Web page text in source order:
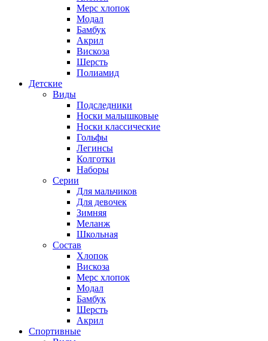
Мерс хлопок
Модал
Бамбук
Акрил
Вискоза
Шерсть
Полиамид
Детские
Виды
Подследники
Носки малышковые
Носки классические
Гольфы
Легинсы
Колготки
Наборы
Серии
Для мальчиков
Для девочек
Зимняя
Меланж
Школьная
Состав
Хлопок
Вискоза
Мерс хлопок
Модал
Бамбук
Шерсть
Акрил
Спортивные